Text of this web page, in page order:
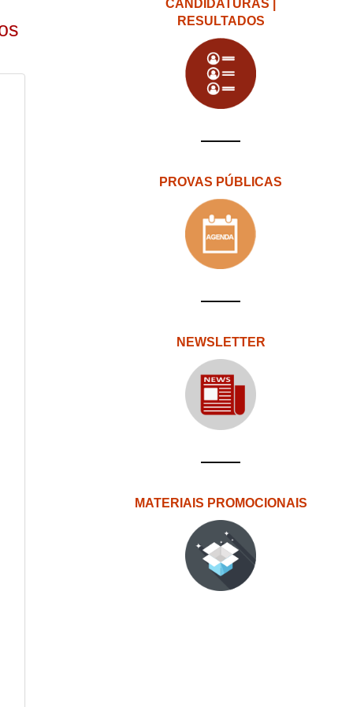
CANDIDATURAS |
RESULTADOS
PROVAS PÚBLICAS
NEWSLETTER
MATERIAIS PROMOCIONAIS